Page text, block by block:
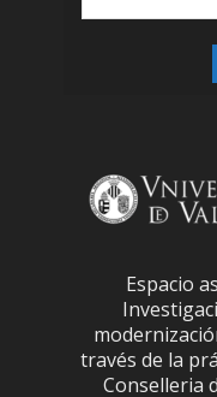
Espacio
través de la
Conselleria